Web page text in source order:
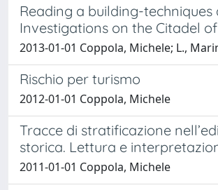
Reading a building-techniques
Investigations on the Citadel
2013-01-01 Coppola, Michele; L.,
Rischio per turismo
2012-01-01 Coppola, Michele
Tracce di stratificazione
storica. Lettura e
2011-01-01 Coppola, Michele